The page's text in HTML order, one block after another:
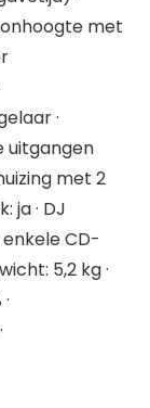
met
·
uitgangen
met 2
ja · DJ
CD-
5,2 kg ·